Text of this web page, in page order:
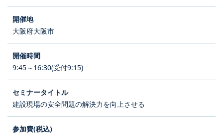
大阪府大阪市
9:45～16:30(受付9:15)
建設現場の安全問題の解決力を向上させる